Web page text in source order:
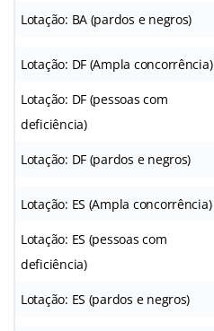
Lotação: BA (pardos e negros)
Lotação: DF (Ampla concorrência)
Lotação: DF (pessoas com
deficiência)
Lotação: DF (pardos e negros)
Lotação: ES (Ampla concorrência)
Lotação: ES (pessoas com
deficiência)
Lotação: ES (pardos e negros)